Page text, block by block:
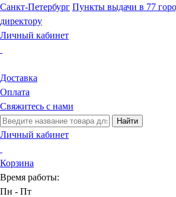
Санкт-Петербург Пункты выдачи в 77
директору
Личный кабинет
Доставка
Оплата
Свяжитесь с нами
Найти
Личный кабинет
Корзина
Время работы:
Пн - Пт